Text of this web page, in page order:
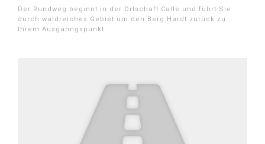
Der Rundweg beginnt in der Ortschaft Calle und führt Sie
durch waldreiches Gebiet um den Berg Hardt zurück zu
Ihrem Ausganngspunkt.